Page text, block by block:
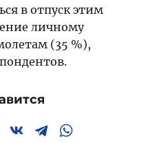
в отпуск этим
личному
(35 %),